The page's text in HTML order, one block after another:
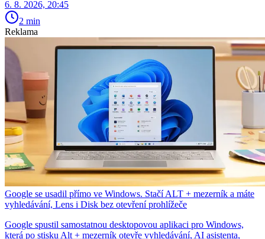
6. 8. 2026, 20:45
2 min
Reklama
Google se usadil přímo ve Windows. Stačí ALT + mezerník a máte
vyhledávání, Lens i Disk bez otevření prohlížeče
Google spustil samostatnou desktopovou aplikaci pro Windows,
která po stisku Alt + mezerník otevře vyhledávání, AI asistenta,